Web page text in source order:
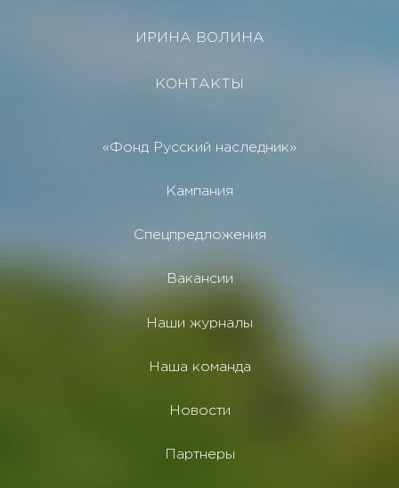
ИРИНА ВОЛИНА
КОНТАКТЫ
«Фонд Русский наследник»
Кампания
Спецпредложения
Вакансии
Наши журналы
Наша команда
Новости
Партнеры